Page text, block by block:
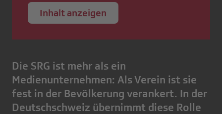
Inhalt anzeigen
Die SRG ist mehr als ein
Medienunternehmen: Als Verein ist sie
fest in der Bevölkerung verankert. In der
Deutschschweiz übernimmt diese Rolle